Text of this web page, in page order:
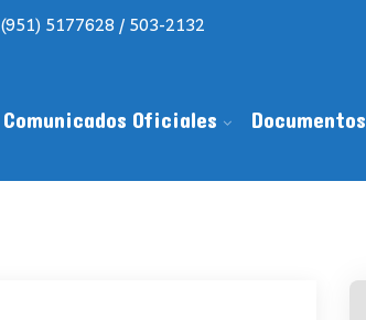
(951) 5177628 / 503-2132
Comunicados Oficiales Documentos